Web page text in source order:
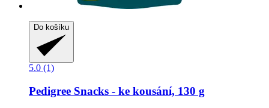
Do košíku
5.0 (1)
Pedigree Snacks -​ ke kousání, 130 g